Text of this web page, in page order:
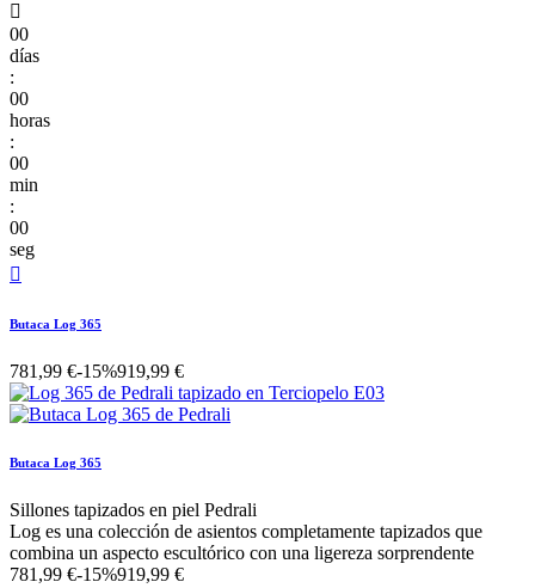

00
días
:
00
horas
:
00
min
:
00
seg

Butaca Log 365
781,99 €-15%919,99 €
Butaca Log 365
Sillones tapizados en piel Pedrali
Log es una colección de asientos completamente tapizados que
combina un aspecto escultórico con una ligereza sorprendente
781,99 €-15%919,99 €